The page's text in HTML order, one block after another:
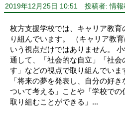
2019年12月25日 10:51 投稿者: 情報
枚方支援学校では、キャリア教育
り組んでいます。 （キャリア教
いう視点だけではありません。
通して、「社会的な自立」「社会
す」などの視点で取り組んでいま
「将来の夢を発表し、自分の好
ついて考える」ことや「学校での
取り組むことができる」...